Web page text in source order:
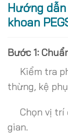
Hướng
khoan
Bước 1:
Kiểm tra
thừng, kệ
Chọn vị trí
gian.